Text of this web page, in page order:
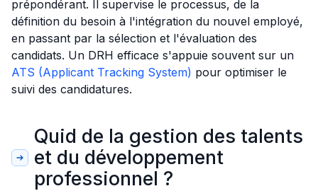
prépondérant. Il supervise le processus, de la
définition du besoin à l'intégration du nouvel employé,
en passant par la sélection et l'évaluation des
candidats. Un DRH efficace s'appuie souvent sur un
ATS (Applicant Tracking System) pour optimiser le
suivi des candidatures.
Quid de la gestion des talents
et du développement
professionnel ?